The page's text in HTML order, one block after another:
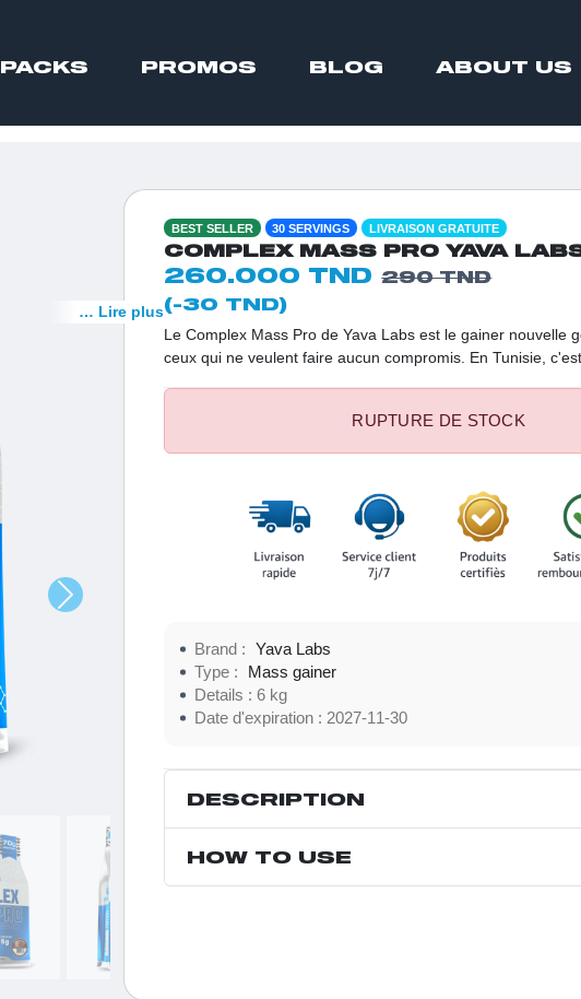
PACKS PROMOS BLOG ABOUT US
BEST SELLER 30 SERVINGS LIVRAISON GRATUITE
COMPLEX MASS PRO YAVA
260.000 TND 290 TND
(-30 TND)
Le Complex Mass Pro de Yava Labs est le gainer nouvelle
ceux qui ne veulent faire aucun compromis. En Tunisie,
garantir des résultats rapides, une force décuplée et une
au quotidien.
… Lire plus
RUPTURE DE STOCK
Brand :
Yava Labs
Type :
Mass gainer
Details :
6 kg
Date d'expiration : 2027-11-30
DESCRIPTION
HOW TO USE